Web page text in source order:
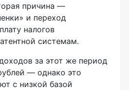
причина —
и переход
налогов
системам.
за этот же период
— однако это
с низкой базой